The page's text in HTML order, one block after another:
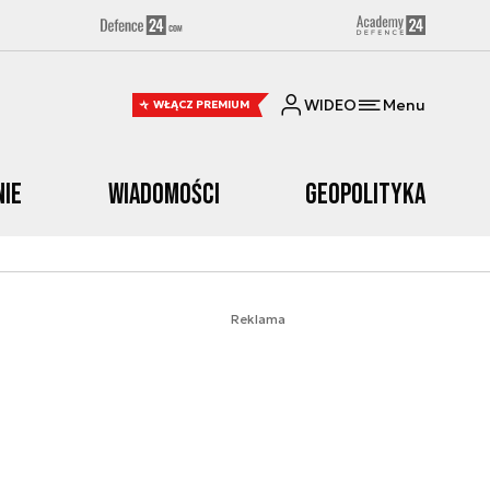
WŁĄCZ PREMIUM WIDEO Menu
Wiadomości Geopolityka
Reklama